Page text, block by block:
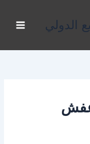
الدولي